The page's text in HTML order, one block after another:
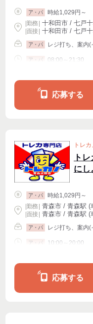
ア・パ
時給1,029円～
|勤務 十和田市 / 七戸
| 面接 | 十和田市 / 七戸
ア・パ レジ打ち、案内(イン
ア・パ 08:00～21:30
応募する
トレ
ト
にし
ア・パ
時給1,029円～
|勤務 青森市 / 青森駅 (
| 面接 | 青森市 / 青森駅 (
ア・パ レジ打ち、案内(イン
ア・パ 10:00～20:00
応募する